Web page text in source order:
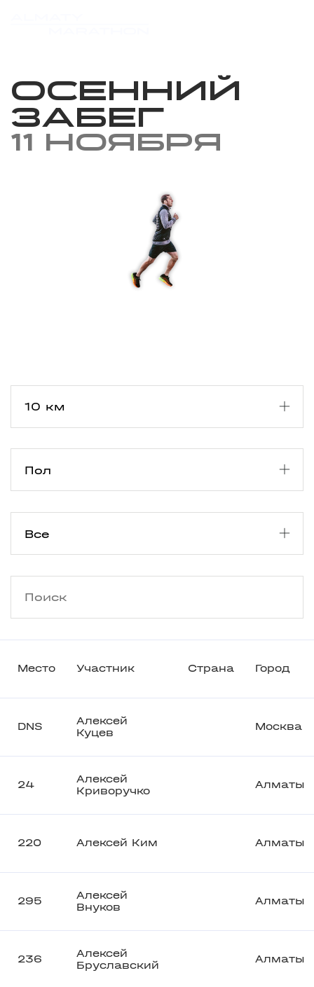
Осенний
забег
11 ноября
Место Участник Страна Город
DNS
Алексей
Куцев
Москва
24
Алексей
Криворучко
Алматы
220 Алексей Ким Алматы
295
Алексей
Внуков
Алматы
236
Алексей
Бруславский
Алматы